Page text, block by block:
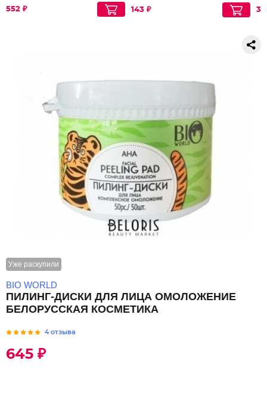
552 ₽
143 ₽
Уже раскупили
BIO WORLD
ПИЛИНГ-ДИСКИ ДЛЯ ЛИЦА ОМОЛОЖЕНИЕ
БЕЛОРУССКАЯ КОСМЕТИКА
4 отзыва
645 ₽